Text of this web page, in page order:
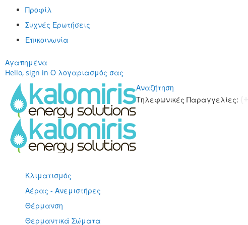
Προφίλ
Συχνές Ερωτήσεις
Επικοινωνία
Αγαπημένα
Hello, sign in Ο λογαριασμός σας
Αναζήτηση
Τηλεφωνικές Παραγγελίες:
περιεχόμενο
Κλιματισμός
Αέρας - Ανεμιστήρες
Θέρμανση
Θερμαντικά Σώματα